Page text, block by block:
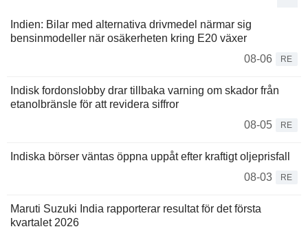
Indien: Bilar med alternativa drivmedel närmar sig
bensinmodeller när osäkerheten kring E20 växer
08-06
RE
Indisk fordonslobby drar tillbaka varning om skador från
etanolbränsle för att revidera siffror
08-05
RE
Indiska börser väntas öppna uppåt efter kraftigt oljeprisfall
08-03
RE
Maruti Suzuki India rapporterar resultat för det första
kvartalet 2026